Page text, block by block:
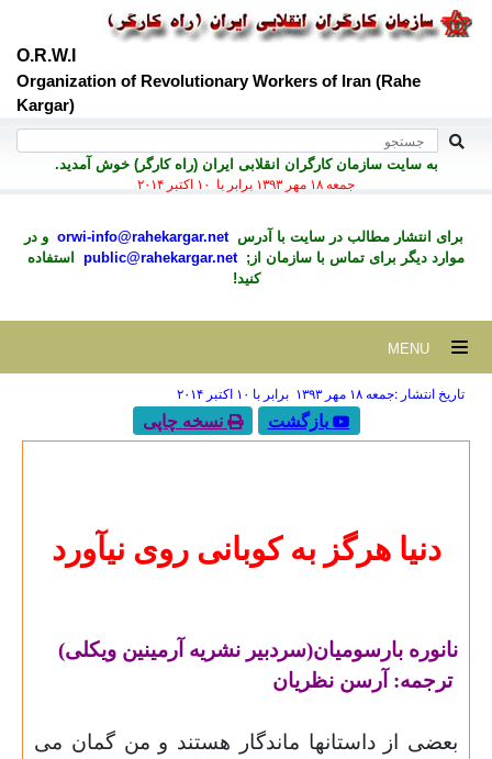
O.R.W.I
Organization of Revolutionary Workers of Iran (Rahe
Kargar)
به سايت سازمان کارگران انقلابی ايران (راه کارگر) خوش آمديد.
جمعه ۱۸ مهر ۱۳۹۳ برابر با ۱۰ اکتبر ۲۰۱۴
برای انتشار مطالب در سايت با آدرسorwi-info@rahekargar.net و در
موارد ديگر برای تماس با سازمان از;public@rahekargar.net
استفاده
کنید!
تاریخ انتشار :جمعه ۱۸ مهر ۱۳۹۳ برابر با ۱۰ اکتبر ۲۰۱۴
بازگشت نسخه چاپی
دنیا هرگز به کوبانی روی نیآورد
نانوره بارسومیان(سردبیر نشریه آرمینین ویکلی)
ترجمه: آرسن نظریان
بعضی از داستانها ماندگار هستند و من گمان می